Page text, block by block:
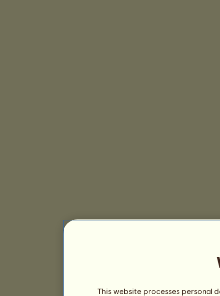
This website processes personal